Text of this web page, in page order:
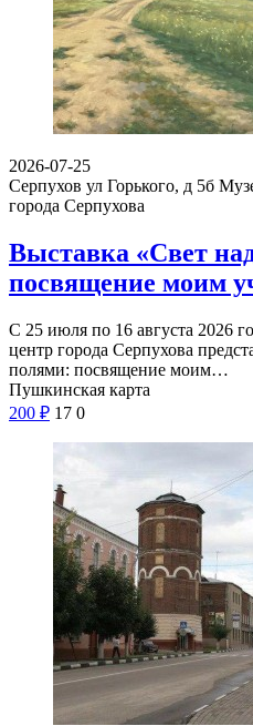
2026-07-25
Серпухов ул Горького, д 5б
города Серпухова
Выставка «Свет
посвящение моим
С 25 июля по 16 августа 2026
центр города Серпухова
полями: посвящение моим…
Пушкинская карта
200 ₽ 17 0